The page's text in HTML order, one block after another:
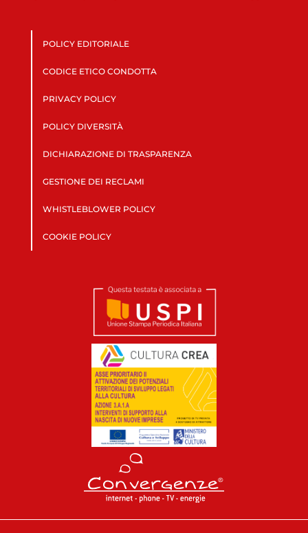
POLICY EDITORIALE
CODICE ETICO CONDOTTA
PRIVACY POLICY
POLICY DIVERSITÀ
DICHIARAZIONE DI TRASPARENZA
GESTIONE DEI RECLAMI
WHISTLEBLOWER POLICY
COOKIE POLICY